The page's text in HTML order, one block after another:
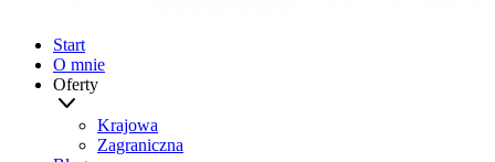
Start
O mnie
Oferty
Krajowa
Zagraniczna